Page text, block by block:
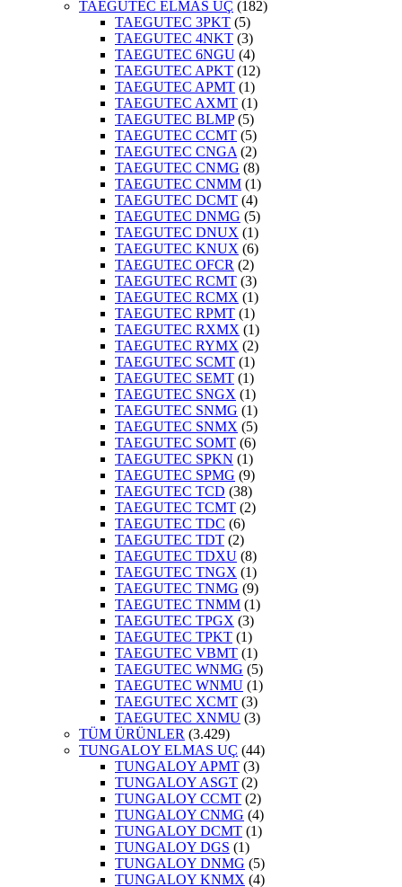
TAEGUTEC ELMAS UÇ (182)
TAEGUTEC 3PKT (5)
TAEGUTEC 4NKT (3)
TAEGUTEC 6NGU (4)
TAEGUTEC APKT (12)
TAEGUTEC APMT (1)
TAEGUTEC AXMT (1)
TAEGUTEC BLMP(5)
TAEGUTEC CCMT (5)
TAEGUTEC CNGA (2)
TAEGUTEC CNMG (8)
TAEGUTEC CNMM (1)
TAEGUTEC DCMT (4)
TAEGUTEC DNMG (5)
TAEGUTEC DNUX (1)
TAEGUTEC KNUX (6)
TAEGUTEC OFCR (2)
TAEGUTEC RCMT (3)
TAEGUTEC RCMX (1)
TAEGUTEC RPMT (1)
TAEGUTEC RXMX (1)
TAEGUTEC RYMX (2)
TAEGUTEC SCMT (1)
TAEGUTEC SEMT (1)
TAEGUTEC SNGX (1)
TAEGUTEC SNMG (1)
TAEGUTEC SNMX (5)
TAEGUTEC SOMT (6)
TAEGUTEC SPKN (1)
TAEGUTEC SPMG (9)
TAEGUTEC TCD (38)
TAEGUTEC TCMT (2)
TAEGUTEC TDC (6)
TAEGUTEC TDT (2)
TAEGUTEC TDXU (8)
TAEGUTEC TNGX (1)
TAEGUTEC TNMG (9)
TAEGUTEC TNMM (1)
TAEGUTEC TPGX (3)
TAEGUTEC TPKT (1)
TAEGUTEC VBMT (1)
TAEGUTEC WNMG (5)
TAEGUTEC WNMU (1)
TAEGUTEC XCMT (3)
TAEGUTEC XNMU (3)
TÜM ÜRÜNLER (3.429)
TUNGALOY ELMAS UÇ (44)
TUNGALOY APMT (3)
TUNGALOY ASGT (2)
TUNGALOY CCMT (2)
TUNGALOY CNMG (4)
TUNGALOY DCMT (1)
TUNGALOY DGS (1)
TUNGALOY DNMG (5)
TUNGALOY KNMX (4)